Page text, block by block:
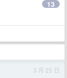
13
3 月 25 日